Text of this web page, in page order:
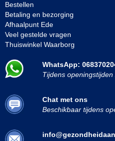
Bestellen
Betaling en bezorging
Afhaalpunt Ede
Veel gestelde vragen
Thuiswinkel Waarborg
WhatsApp:
Tijdens
Chat met ons
Beschikbaar tijdens